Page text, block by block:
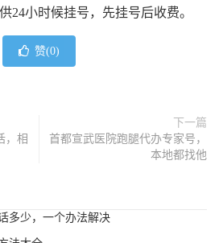
24小时候挂号，先挂号后收费。
赞(0)
，相
下一篇
首都宣武医院跑腿代办专家号，
本地都找他
多少，一个办法解决